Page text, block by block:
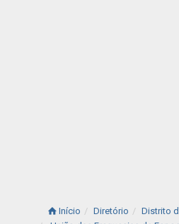
Início Diretório Distrito